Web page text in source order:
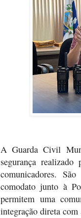
A Guarda Civil
segurança
comunicadores.
comodato junto à
permitem uma
integração direta